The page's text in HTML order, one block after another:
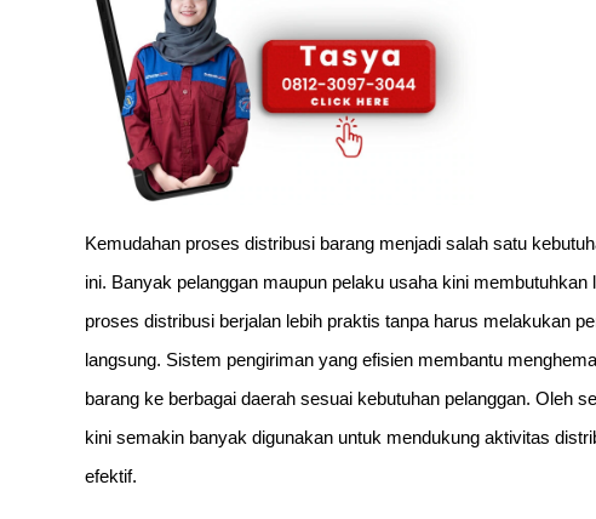
Kemudahan proses distribusi barang menjadi salah satu
ini. Banyak pelanggan maupun pelaku usaha kini
proses distribusi berjalan lebih praktis tanpa harus melakukan
langsung. Sistem pengiriman yang efisien membantu
barang ke berbagai daerah sesuai kebutuhan pelanggan. Oleh
kini semakin banyak digunakan untuk mendukung aktivitas
efektif.